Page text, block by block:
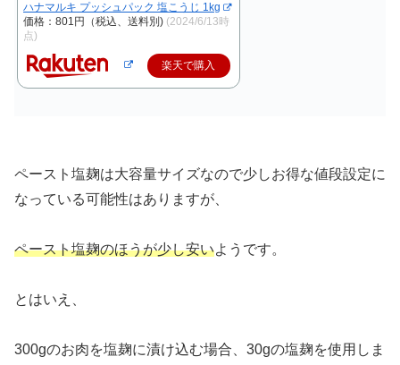
ハナマルキ プッシュパック 塩こうじ 1kg
価格：801円（税込、送料別) (2024/6/13時
点)
楽天で購入
ペースト塩麹は大容量サイズなので少しお得な値段設定に
なっている可能性はありますが、
ペースト塩麹のほうが少し安いようです。
とはいえ、
300gのお肉を塩麹に漬け込む場合、30gの塩麹を使用しま